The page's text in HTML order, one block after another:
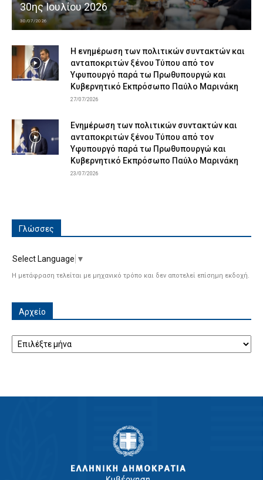
30ης Ιουλίου 2026
30/07/2026
Η ενημέρωση των πολιτικών συντακτών και
ανταποκριτών ξένου Τύπου από τον
Υφυπουργό παρά τω Πρωθυπουργώ και
Κυβερνητικό Εκπρόσωπο Παύλο Μαρινάκη
27/07/2026
Ενημέρωση των πολιτικών συντακτών και
ανταποκριτών ξένου Τύπου από τον
Υφυπουργό παρά τω Πρωθυπουργώ και
Κυβερνητικό Εκπρόσωπο Παύλο Μαρινάκη
23/07/2026
Γλώσσες
Select Language ▼
Η μετάφραση τελείται με μηχανικό τρόπο και δεν αποτελεί επίσημη εκδοχή.
Αρχείο